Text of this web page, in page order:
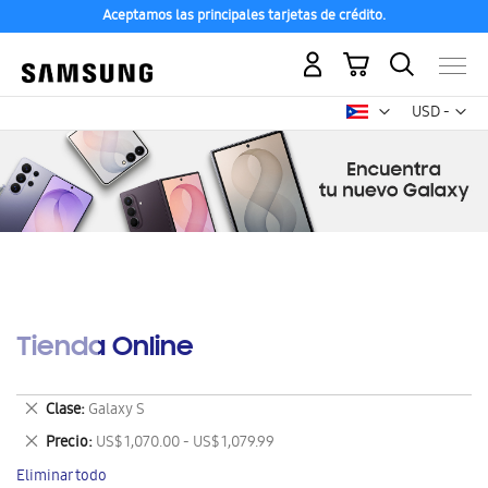
Aceptamos las principales tarjetas de crédito.
USD -
dólar
Mi carrito
Tienda Online
Clase Galaxy S
Eliminar
este
artículo
Precio US$ 1,070.00 - US$ 1,079.99
Eliminar
este
Eliminar todo